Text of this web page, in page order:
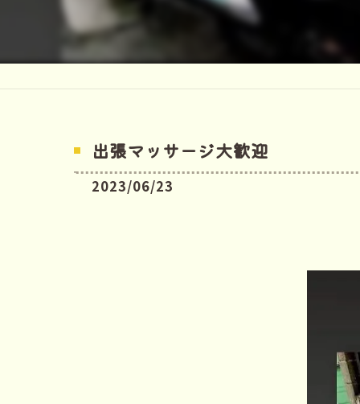
出張マッサージ大歓迎
2023/06/23